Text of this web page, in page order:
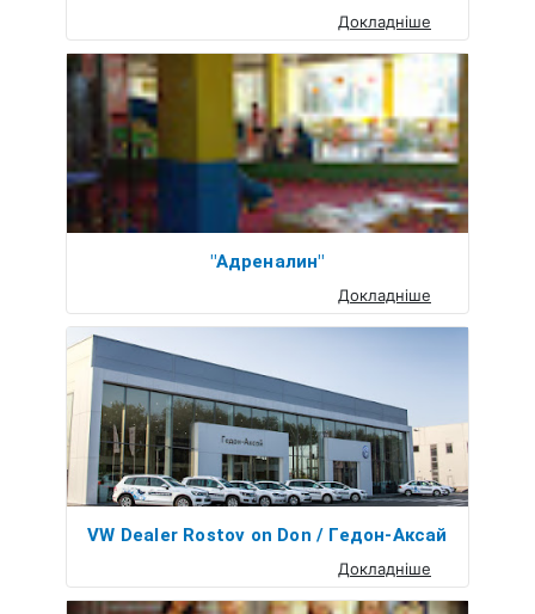
Докладніше
"Адреналин"
Докладніше
VW Dealer Rostov on Don / Гедон-Аксай
Докладніше